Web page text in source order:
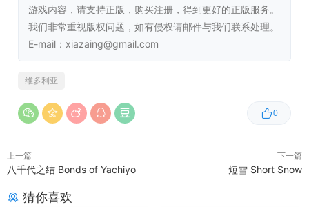
系统需求
Windows最低配置:
处理器:Intel Core i5 4670处理器（主频约3.4GHz）
行需求，为游戏的正常运行提供稳定的计算支持。
程中加载必要的数据和资源，但在复杂场景下可能会
游戏内容，请支持正版，购买注册，得到更好的正版服务。
我们非常重视版权问题，如有侵权请邮件与我们联系处理。
E-mail：xiazaing@gmail.com
0
维多利亚
上一篇
八千代之结 Bonds of Yachiyo
下一篇
短雪 Short Snow
猜你喜欢